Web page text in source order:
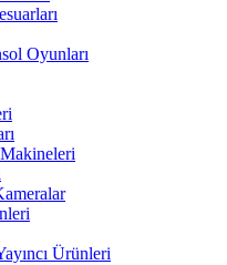
Oyunları
Ürünleri